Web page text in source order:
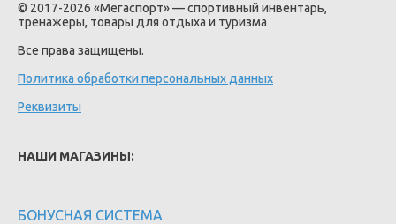
© 2017-2026 «Мегаспорт» — спортивный инвентарь,
тренажеры, товары для отдыха и туризма
Все права защищены.
Политика обработки персональных данных
Реквизиты
НАШИ МАГАЗИНЫ:
БОНУСНАЯ СИСТЕМА